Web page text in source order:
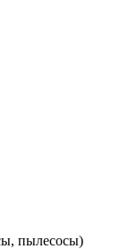
пылесосы)